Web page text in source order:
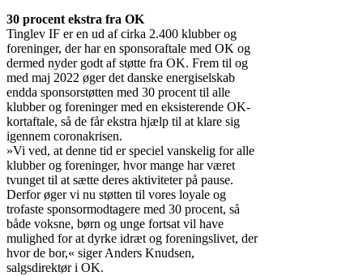
30 procent ekstra fra OK
Tinglev IF er en ud af cirka 2.400 klubber og
foreninger, der har en sponsoraftale med OK og
dermed nyder godt af støtte fra OK. Frem til og
med maj 2022 øger det danske energiselskab
endda sponsorstøtten med 30 procent til alle
klubber og foreninger med en eksisterende OK-
kortaftale, så de får ekstra hjælp til at klare sig
igennem coronakrisen.
»Vi ved, at denne tid er speciel vanskelig for alle
klubber og foreninger, hvor mange har været
tvunget til at sætte deres aktiviteter på pause.
Derfor øger vi nu støtten til vores loyale og
trofaste sponsormodtagere med 30 procent, så
både voksne, børn og unge fortsat vil have
mulighed for at dyrke idræt og foreningslivet, der
hvor de bor,« siger Anders Knudsen,
salgsdirektør i OK.